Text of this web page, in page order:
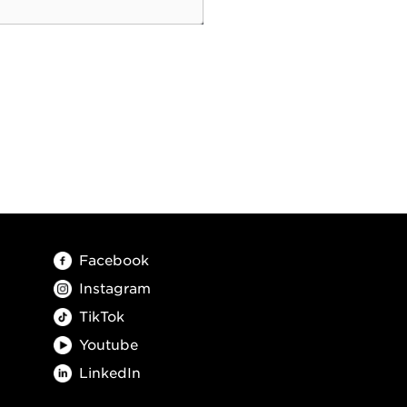
Facebook
Instagram
TikTok
Youtube
LinkedIn